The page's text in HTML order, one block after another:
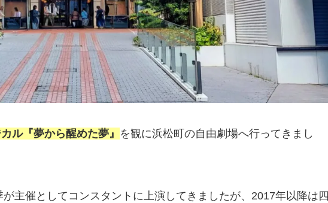
ル『夢から醒めた夢』 を観に浜松町の自由劇場へ行ってきまし
主催としてコンスタントに上演してきましたが、2017年以降は四